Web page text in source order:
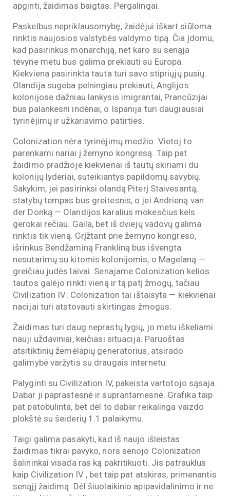
apginti, žaidimas baigtas. Pergalingai.
Paskelbus nepriklausomybę, žaidėjui iškart siūloma
rinktis naujosios valstybės valdymo tipą. Čia įdomu,
kad pasirinkus monarchiją, net karo su senąja
tėvyne metu bus galima prekiauti su Europa.
Kiekviena pasirinkta tauta turi savo stipriųjų pusių.
Olandija sugeba pelningiau prekiauti, Anglijos
kolonijose dažniau lankysis imigrantai, Prancūzijai
bus palankesni indėnai, o Ispanija turi daugiausiai
tyrinėjimų ir užkariavimo patirties.
Colonization nėra tyrinėjimų medžio. Vietoj to
parenkami nariai į žemyno kongresą. Taip pat
žaidimo pradžioje kiekvienai iš tautų skiriami du
kolonijų lyderiai, suteikiantys papildomų savybių.
Sakykim, jei pasirinksi olandą Piterį Staivesantą,
statybų tempas bus greitesnis, o jei Andrieną van
der Donką — Olandijos karalius mokesčius kels
gerokai rečiau. Gaila, bet iš dviejų vadovų galima
rinktis tik vieną. Grįžtant prie žemyno kongreso,
išrinkus Bendžaminą Frankliną bus išvengta
nesutarimų su kitomis kolonijomis, o Magelaną —
greičiau judės laivai. Senajame Colonization kelios
tautos galėjo rinkti vieną ir tą patį žmogų, tačiau
Civilization IV: Colonization tai ištaisyta — kiekvienai
nacijai turi atstovauti skirtingas žmogus.
Žaidimas turi daug neprastų lygių, jo metu iškeliami
nauji uždaviniai, keičiasi situacija. Paruoštas
atsitiktinių žemėlapių generatorius, atsirado
galimybė varžytis su draugais internetu.
Palyginti su Civilization IV, pakeista vartotojo sąsaja.
Dabar ji paprastesnė ir suprantamesnė. Grafika taip
pat patobulinta, bet dėl to dabar reikalinga vaizdo
plokštė su šeiderių 1.1 palaikymu.
Taigi galima pasakyti, kad iš naujo išleistas
žaidimas tikrai pavyko, nors senojo Colonization
šalininkai visada ras ką pakritikuoti. Jis patrauklus
kaip Civilization IV , bet taip pat atskiras, primenantis
senąjį žaidimą. Dėl šiuolaikinio apipavidalinimo ir ne